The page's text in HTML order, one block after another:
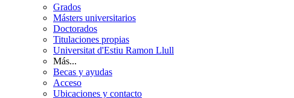
Grados
Másters universitarios
Doctorados
Titulaciones propias
Universitat d'Estiu Ramon Llull
Más...
Becas y ayudas
Acceso
Ubicaciones y contacto